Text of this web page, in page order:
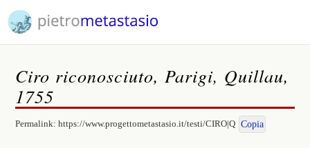
Ciro riconosciuto, Parigi, Quillau,
1755
Permalink:https://www.progettometastasio.it/testi/CIRO|Q Copia